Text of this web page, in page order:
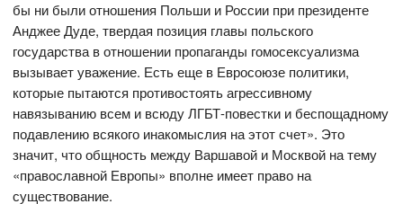
бы ни были отношения Польши и России при президенте
Анджее Дуде, твердая позиция главы польского
государства в отношении пропаганды гомосексуализма
вызывает уважение. Есть еще в Евросоюзе политики,
которые пытаются противостоять агрессивному
навязыванию всем и всюду ЛГБТ-повестки и беспощадному
подавлению всякого инакомыслия на этот счет». Это
значит, что общность между Варшавой и Москвой на тему
«православной Европы» вполне имеет право на
существование.